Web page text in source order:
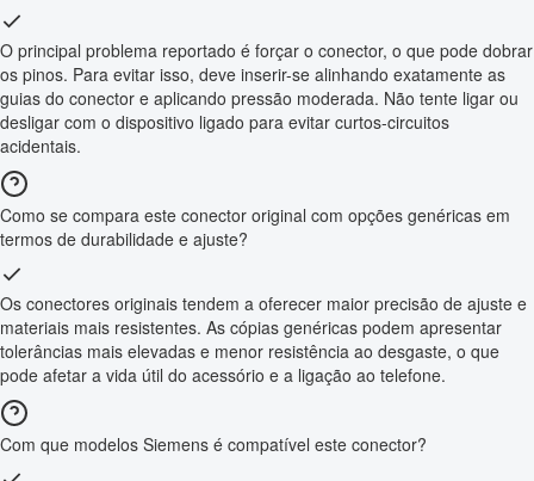
O principal problema reportado é forçar o conector, o que pode dobrar
os pinos. Para evitar isso, deve inserir-se alinhando exatamente as
guias do conector e aplicando pressão moderada. Não tente ligar ou
desligar com o dispositivo ligado para evitar curtos-circuitos
acidentais.
Como se compara este conector original com opções genéricas em
termos de durabilidade e ajuste?
Os conectores originais tendem a oferecer maior precisão de ajuste e
materiais mais resistentes. As cópias genéricas podem apresentar
tolerâncias mais elevadas e menor resistência ao desgaste, o que
pode afetar a vida útil do acessório e a ligação ao telefone.
Com que modelos Siemens é compatível este conector?